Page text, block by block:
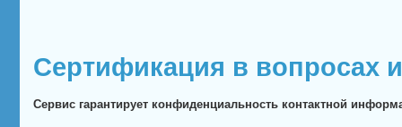
Сертификация в вопросах
Сервис гарантирует конфиденциальность контактной